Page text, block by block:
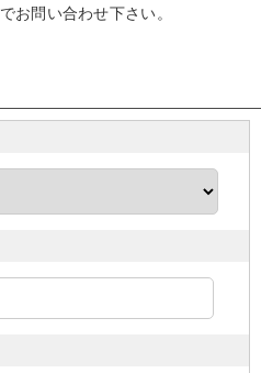
でお問い合わせ下さい。